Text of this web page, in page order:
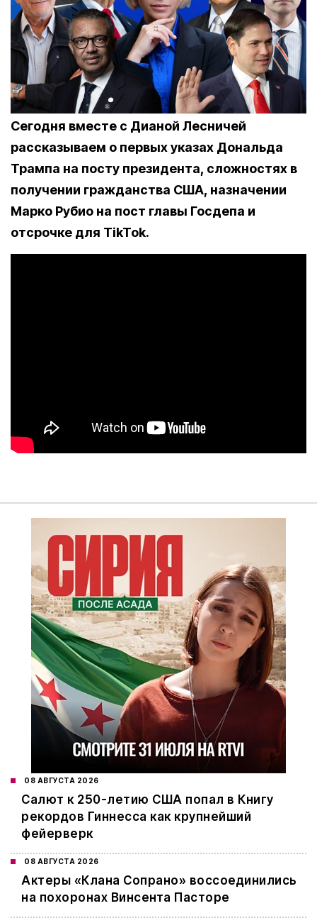
Сегодня вместе с Дианой Лесничей
рассказываем о первых указах Дональда
Трампа на посту президента, сложностях в
получении гражданства США, назначении
Марко Рубио на пост главы Госдепа и
отсрочке для TikTok.
08 АВГУСТА 2026
Салют к 250-летию США попал в Книгу
рекордов Гиннесса как крупнейший
фейерверк
08 АВГУСТА 2026
Актеры «Клана Сопрано» воссоединились
на похоронах Винсента Пасторе